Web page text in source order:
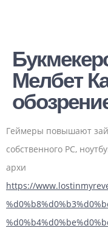
Мелбет
Геймеры повышают
собственного PC,
архи
https://